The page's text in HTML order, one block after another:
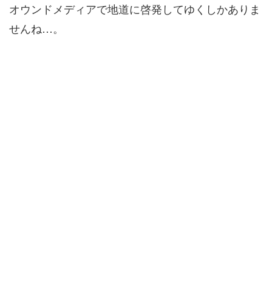
オウンドメディアで地道に啓発してゆくしかありま
せんね…。